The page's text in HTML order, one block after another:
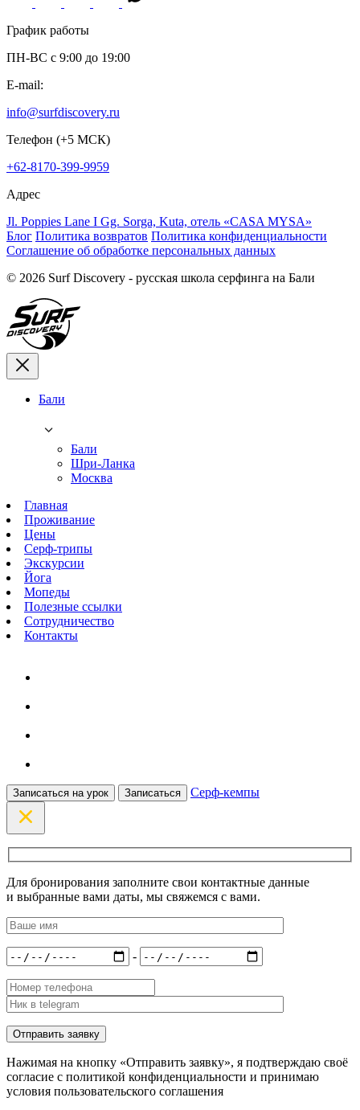
График работы
ПН-ВС c 9:00 до 19:00
E-mail:
info@surfdiscovery.ru
Телефон (+5 МСК)
+62-8170-399-9959
Адрес
Jl. Poppies Lane I Gg. Sorga, Kuta, отель «CASA MYSA»
Блог Политика возвратов Политика конфиденциальности
Соглашение об обработке персональных данных
© 2026 Surf Discovery - русская школа серфинга на Бали
Бали
Бали
Шри-Ланка
Москва
Главная
Проживание
Цены
Серф-трипы
Экскурсии
Йога
Мопеды
Полезные ссылки
Сотрудничество
Контакты
Записаться на урок Записаться Серф-кемпы
Для бронирования заполните свои контактные данные
и выбранные вами даты, мы свяжемся с вами.
-
Нажимая на кнопку «Отправить заявку», я подтверждаю своё
согласие с политикой конфиденциальности и принимаю
условия пользовательского соглашения